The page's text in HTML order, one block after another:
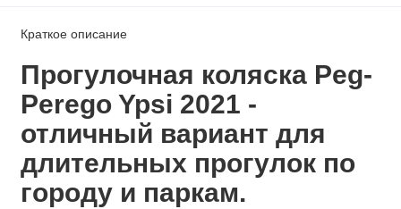
Краткое описание
Прогулочная коляска Peg-
Perego Ypsi 2021 -
отличный вариант для
длительных прогулок по
городу и паркам.